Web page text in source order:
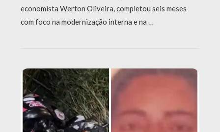
economista Werton Oliveira, completou seis meses
com foco na modernização interna e na …